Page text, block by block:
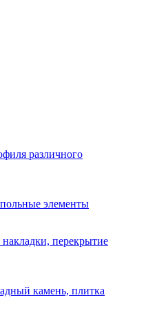
различного
элементы
перекрытие
камень, плитка